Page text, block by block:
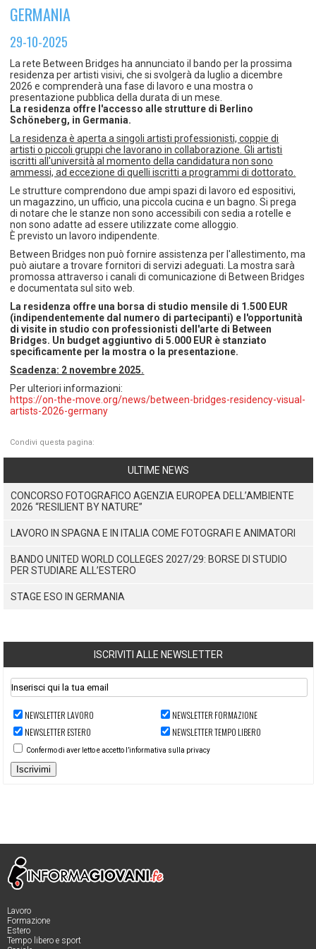
Coordinamento Provinciale Ferrarese Informagiovani
GERMANIA
29-10-2025
La rete Between Bridges ha annunciato il bando per la prossima
residenza per artisti visivi, che si svolgerà da luglio a dicembre
2026 e comprenderà una fase di lavoro e una mostra o
presentazione pubblica della durata di un mese.
La residenza offre l'accesso alle strutture di Berlino
Schöneberg, in Germania.
La residenza è aperta a singoli artisti professionisti, coppie di
artisti o piccoli gruppi che lavorano in collaborazione. Gli artisti
iscritti all'università al momento della candidatura non sono
ammessi, ad eccezione di quelli iscritti a programmi di dottorato.
Le strutture comprendono due ampi spazi di lavoro ed espositivi,
un magazzino, un ufficio, una piccola cucina e un bagno. Si prega
di notare che le stanze non sono accessibili con sedia a rotelle e
non sono adatte ad essere utilizzate come alloggio.
È previsto un lavoro indipendente.
Between Bridges non può fornire assistenza per l'allestimento, ma
può aiutare a trovare fornitori di servizi adeguati. La mostra sarà
promossa attraverso i canali di comunicazione di Between Bridges
e documentata sul sito web.
La residenza offre una borsa di studio mensile di 1.500 EUR
(indipendentemente dal numero di partecipanti) e l'opportunità
di visite in studio con professionisti dell'arte di Between
Bridges. Un budget aggiuntivo di 5.000 EUR è stanziato
specificamente per la mostra o la presentazione.
Scadenza: 2 novembre 2025.
Per ulteriori informazioni:
https://on-the-move.org/news/between-bridges-residency-visual-
artists-2026-germany
Condivi questa pagina:
ULTIME NEWS
CONCORSO FOTOGRAFICO AGENZIA EUROPEA DELL’AMBIENTE
2026 “RESILIENT BY NATURE”
LAVORO IN SPAGNA E IN ITALIA COME FOTOGRAFI E ANIMATORI
BANDO UNITED WORLD COLLEGES 2027/29: BORSE DI STUDIO
PER STUDIARE ALL’ESTERO
STAGE ESO IN GERMANIA
ISCRIVITI ALLE NEWSLETTER
NEWSLETTER LAVORO
NEWSLETTER FORMAZIONE
NEWSLETTER ESTERO
NEWSLETTER TEMPO LIBERO
Confermo di aver letto e accetto l’informativa sulla privacy
Iscrivimi
Lavoro
Formazione
Estero
Tempo libero e sport